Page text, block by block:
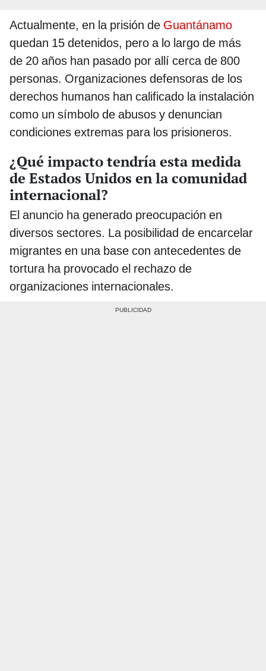
Actualmente, en la prisión de Guantánamo
quedan 15 detenidos, pero a lo largo de más
de 20 años han pasado por allí cerca de 800
personas. Organizaciones defensoras de los
derechos humanos han calificado la instalación
como un símbolo de abusos y denuncian
condiciones extremas para los prisioneros.
¿Qué impacto tendría esta medida
de Estados Unidos en la comunidad
internacional?
El anuncio ha generado preocupación en
diversos sectores. La posibilidad de encarcelar
migrantes en una base con antecedentes de
tortura ha provocado el rechazo de
organizaciones internacionales.